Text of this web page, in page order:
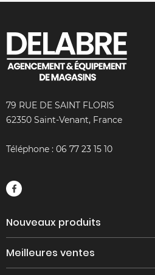
79 RUE DE SAINT FLORIS
62350 Saint-Venant, France
Téléphone : 06 77 23 15 10
Nouveaux produits
Meilleures ventes